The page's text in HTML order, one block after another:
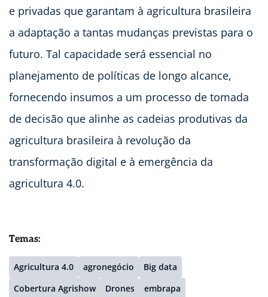
e privadas que garantam à agricultura brasileira
a adaptação a tantas mudanças previstas para o
futuro. Tal capacidade será essencial no
planejamento de políticas de longo alcance,
fornecendo insumos a um processo de tomada
de decisão que alinhe as cadeias produtivas da
agricultura brasileira à revolução da
transformação digital e à emergência da
agricultura 4.0.
Temas:
Agricultura 4.0 agronegócio
Big data
Cobertura Agrishow
Drones embrapa